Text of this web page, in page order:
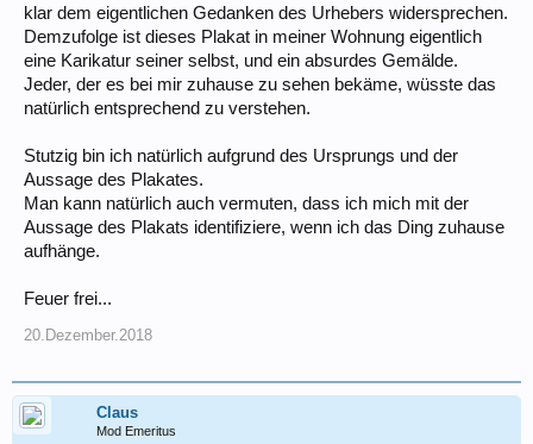
klar dem eigentlichen Gedanken des Urhebers widersprechen.
Demzufolge ist dieses Plakat in meiner Wohnung eigentlich
eine Karikatur seiner selbst, und ein absurdes Gemälde.
Jeder, der es bei mir zuhause zu sehen bekäme, wüsste das
natürlich entsprechend zu verstehen.
Stutzig bin ich natürlich aufgrund des Ursprungs und der
Aussage des Plakates.
Man kann natürlich auch vermuten, dass ich mich mit der
Aussage des Plakats identifiziere, wenn ich das Ding zuhause
aufhänge.
Feuer frei...
20.Dezember.2018
Claus
Mod Emeritus